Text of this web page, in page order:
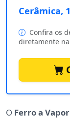
Cerâmica,
Confira os
diretamente
O Ferro a